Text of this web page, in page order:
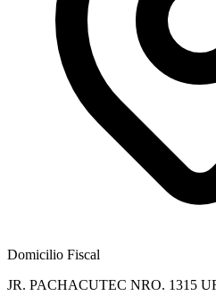
Domicilio Fiscal
JR. PACHACUTEC NRO. 1315